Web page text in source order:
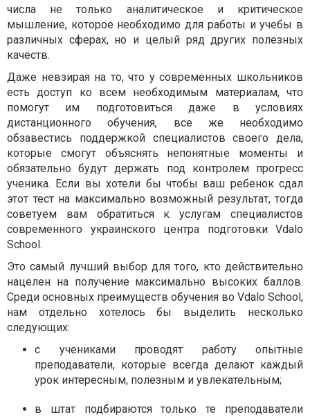
числа не только аналитическое и критическое
мышление, которое необходимо для работы и учебы в
различных сферах, но и целый ряд других полезных
качеств.
Даже невзирая на то, что у современных школьников
есть доступ ко всем необходимым материалам, что
помогут им подготовиться даже в условиях
дистанционного обучения, все же необходимо
обзавестись поддержкой специалистов своего дела,
которые смогут объяснять непонятные моменты и
обязательно будут держать под контролем прогресс
ученика. Если вы хотели бы чтобы ваш ребенок сдал
этот тест на максимально возможный результат, тогда
советуем вам обратиться к услугам специалистов
современного украинского центра подготовки Vdalo
School.
Это самый лучший выбор для того, кто действительно
нацелен на получение максимально высоких баллов.
Среди основных преимуществ обучения во Vdalo School,
нам отдельно хотелось бы выделить несколько
следующих:
с учениками проводят работу опытные
преподаватели, которые всегда делают каждый
урок интересным, полезным и увлекательным;
в штат подбираются только те преподаватели